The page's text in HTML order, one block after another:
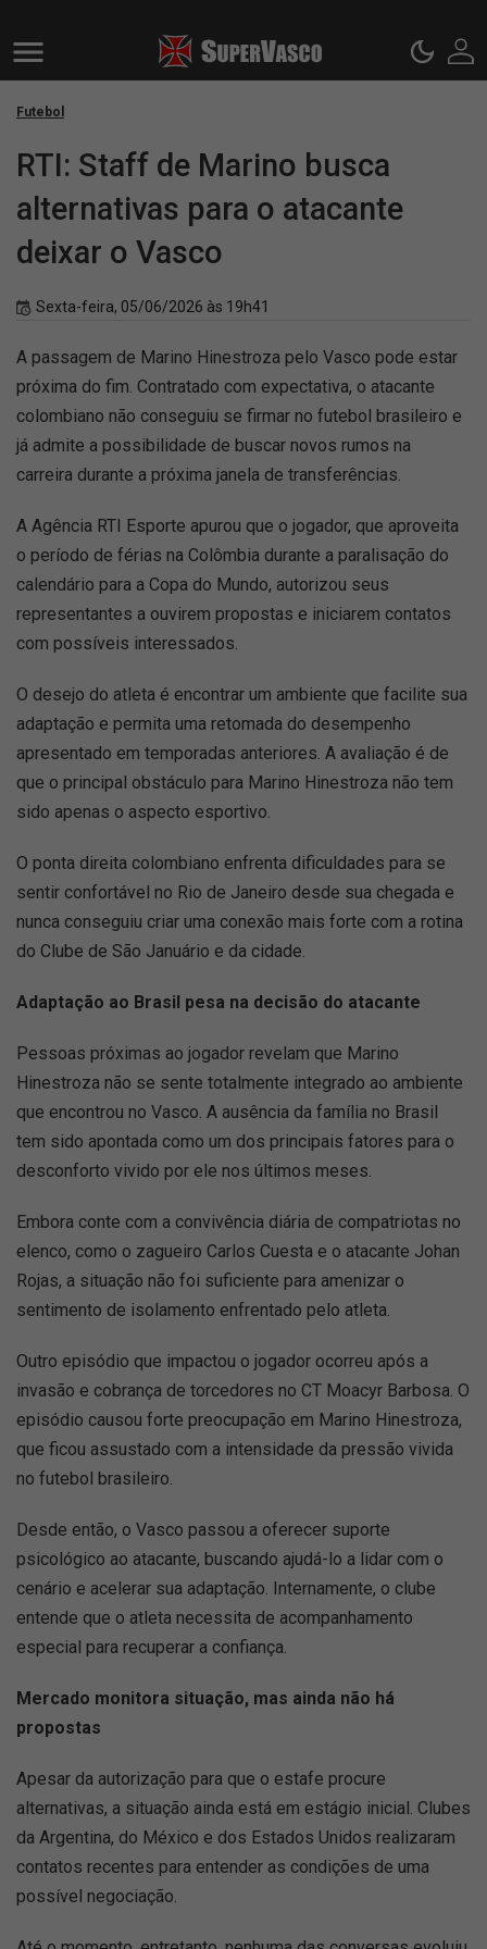
Futebol
RTI: Staff de Marino busca
alternativas para o atacante
deixar o Vasco
Sexta-feira, 05/06/2026 às 19h41
A passagem de Marino Hinestroza pelo Vasco pode estar
próxima do fim. Contratado com expectativa, o atacante
colombiano não conseguiu se firmar no futebol brasileiro e
já admite a possibilidade de buscar novos rumos na
carreira durante a próxima janela de transferências.
A Agência RTI Esporte apurou que o jogador, que aproveita
o período de férias na Colômbia durante a paralisação do
calendário para a Copa do Mundo, autorizou seus
representantes a ouvirem propostas e iniciarem contatos
com possíveis interessados.
O desejo do atleta é encontrar um ambiente que facilite sua
adaptação e permita uma retomada do desempenho
apresentado em temporadas anteriores. A avaliação é de
que o principal obstáculo para Marino Hinestroza não tem
sido apenas o aspecto esportivo.
O ponta direita colombiano enfrenta dificuldades para se
sentir confortável no Rio de Janeiro desde sua chegada e
nunca conseguiu criar uma conexão mais forte com a rotina
do Clube de São Januário e da cidade.
Adaptação ao Brasil pesa na decisão do atacante
Pessoas próximas ao jogador revelam que Marino
Hinestroza não se sente totalmente integrado ao ambiente
que encontrou no Vasco. A ausência da família no Brasil
tem sido apontada como um dos principais fatores para o
desconforto vivido por ele nos últimos meses.
Embora conte com a convivência diária de compatriotas no
elenco, como o zagueiro Carlos Cuesta e o atacante Johan
Rojas, a situação não foi suficiente para amenizar o
sentimento de isolamento enfrentado pelo atleta.
Outro episódio que impactou o jogador ocorreu após a
invasão e cobrança de torcedores no CT Moacyr Barbosa. O
episódio causou forte preocupação em Marino Hinestroza,
que ficou assustado com a intensidade da pressão vivida
no futebol brasileiro.
Desde então, o Vasco passou a oferecer suporte
psicológico ao atacante, buscando ajudá-lo a lidar com o
cenário e acelerar sua adaptação. Internamente, o clube
entende que o atleta necessita de acompanhamento
especial para recuperar a confiança.
Mercado monitora situação, mas ainda não há
propostas
Apesar da autorização para que o estafe procure
alternativas, a situação ainda está em estágio inicial. Clubes
da Argentina, do México e dos Estados Unidos realizaram
contatos recentes para entender as condições de uma
possível negociação.